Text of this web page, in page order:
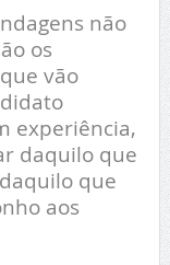
não
os
vão
experiência,
daquilo que
que
aos